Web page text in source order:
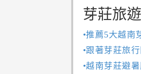
芽莊旅
•推薦5大越南
•跟著芽莊旅
•越南芽莊避